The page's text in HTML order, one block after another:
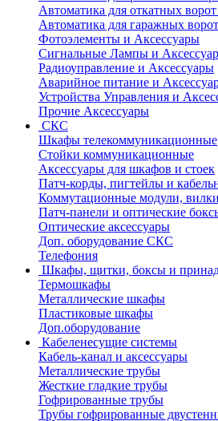
Автоматика для откатных
Автоматика для гаражных
Фотоэлементы и Аксессуары
Сигнальные Лампы и
Радиоуправление и Аксессуары
Аварийное питание и
Устройства Управления и
Прочие Аксессуары
СКС
Шкафы телекоммуникационные
Стойки коммуникационные
Аксессуары для шкафов и стоек
Патч-корды, пигтейлы и
Коммутационные модули,
Патч-панели и оптические
Оптические аксессуары
Доп. оборудование СКС
Телефония
Шкафы, щитки, боксы и
Термошкафы
Металлические шкафы
Пластиковые шкафы
Доп.оборудование
Кабеленесущие системы
Кабель-канал и аксессуары
Металлические трубы
Жесткие гладкие трубы
Гофрированные трубы
Трубы гофрированные